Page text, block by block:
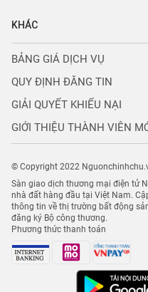
KHÁC
BẢNG GIÁ DỊCH VỤ
QUY ĐỊNH ĐĂNG TIN
GIẢI QUYẾT KHIẾU NẠI
GIỚI THIỆU THÀNH VIÊN
© Copyright 2022
Sàn giao dịch thương mại điện tử
nhà đất hàng đầu tại Việt Nam.
thông tin về thị trường bất động
đăng ký Bộ công thương.
Phương thức thanh toán